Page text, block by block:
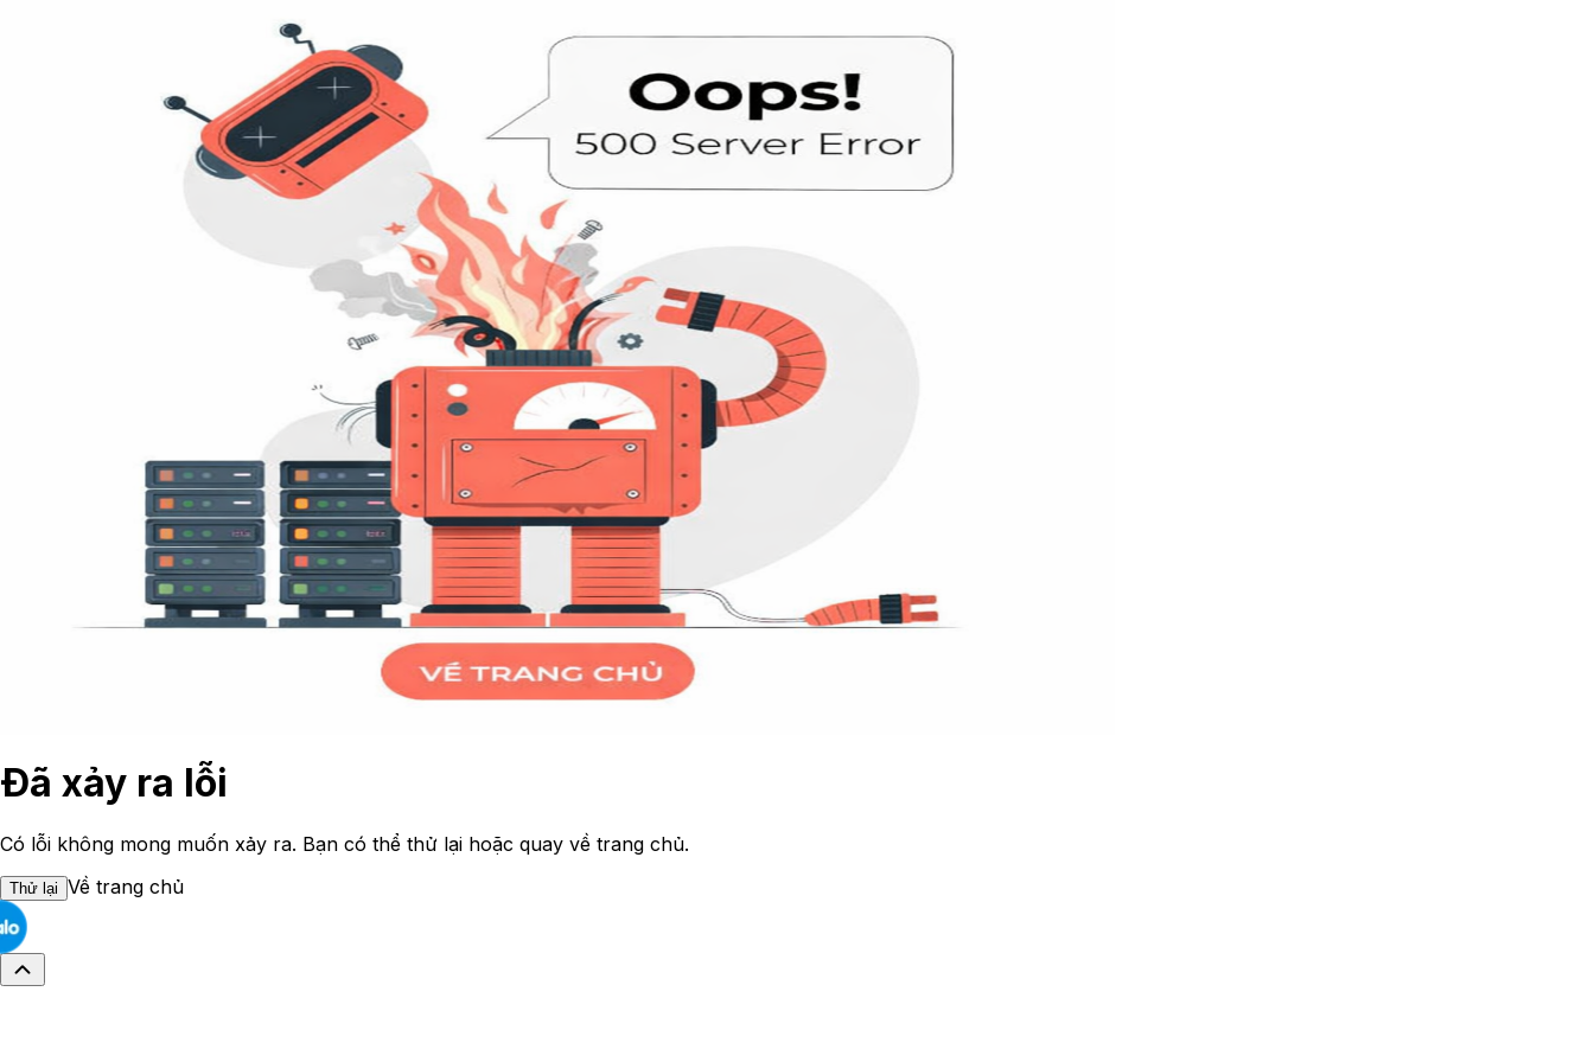
Đã xảy ra lỗi
Có lỗi không mong muốn xảy ra. Bạn có thể thử lại hoặc quay về trang chủ.
Thử lại Về trang chủ